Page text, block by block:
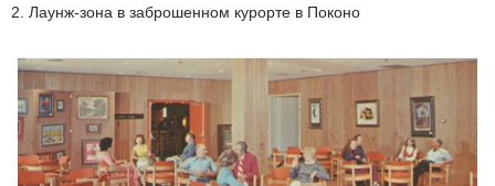
2. Лаунж-зона в заброшенном курорте в Поконо